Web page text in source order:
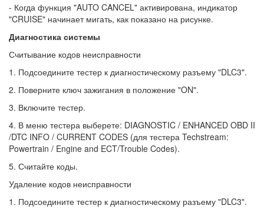
- Когда функция "AUTO CANCEL" активирована, индикатор
"CRUISE" начинает мигать, как показано на рисунке.
Диагностика системы
Считывание кодов неисправности
1. Подсоедините тестер к диагностическому разъему "DLC3".
2. Поверните ключ зажигания в положение "ON".
3. Включите тестер.
4. В меню тестера выберете: DIAGNOSTIC / ENHANCED OBD II
/DTC INFO / CURRENT CODES (для тестера Techstream:
Powertrain / Engine and ECT/Trouble Codes).
5. Считайте коды.
Удаление кодов неисправности
1. Подсоедините тестер к диагностическому разъему "DLC3".